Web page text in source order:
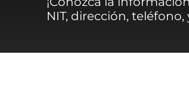
NIT, dirección,